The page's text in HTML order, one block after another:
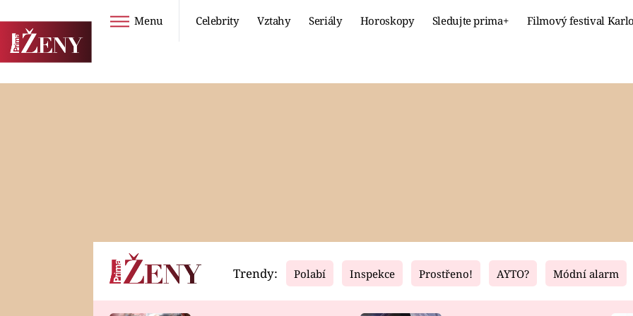
Menu Celebrity Vztahy Seriály Horoskopy Sledujte prima+ Filmový festival
Horoskopy Video Fresh Living
Trendy: Polabí Inspekce Prostřeno! AYTO? Módní alarm